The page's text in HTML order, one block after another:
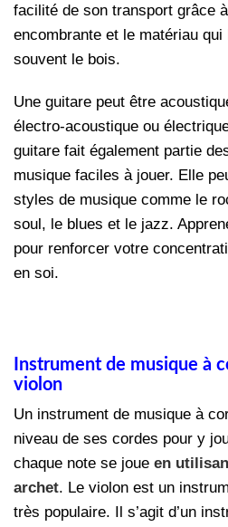
facilité de son transport grâce
encombrante et le matériau
souvent le bois.
Une guitare peut être
électro-acoustique ou
guitare fait également partie
musique faciles à jouer. Elle
styles de musique comme le
soul, le blues et le jazz.
pour renforcer votre
en soi.
Instrument de musique à
violon
Un instrument de musique à
niveau de ses cordes pour y
chaque note se joue en
archet. Le violon est un
très populaire. Il s’agit d’un